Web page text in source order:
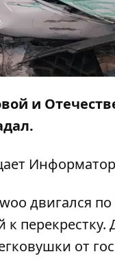
и
Информатор
двигался
перекрестку.
от